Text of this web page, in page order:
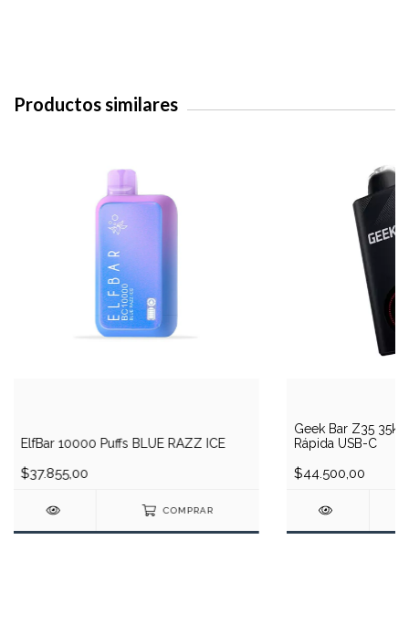
Productos similares
ElfBar 10000 Puffs BLUE RAZZ ICE
$37.855,00
COMPRAR
Geek Bar Z35 35k
Rápida USB-C
$44.500,00